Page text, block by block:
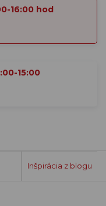
16:00 hod
15:00
Inšpirácia z blogu